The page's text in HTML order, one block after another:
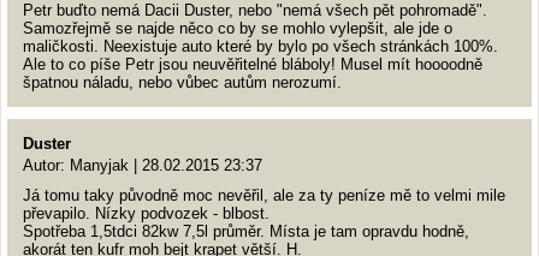
Petr buďto nemá Dacii Duster, nebo "nemá všech pět pohromadě".
Samozřejmě se najde něco co by se mohlo vylepšit, ale jde o
maličkosti. Neexistuje auto které by bylo po všech stránkách 100%.
Ale to co píše Petr jsou neuvěřitelné bláboly! Musel mít hoooodně
špatnou náladu, nebo vůbec autům nerozumí.
Duster
Autor: Manyjak | 28.02.2015 23:37
Já tomu taky původně moc nevěřil, ale za ty peníze mě to velmi mile
převapilo. Nízky podvozek - blbost.
Spotřeba 1,5tdci 82kw 7,5l průměr. Místa je tam opravdu hodně,
akorát ten kufr moh bejt krapet větší. H.